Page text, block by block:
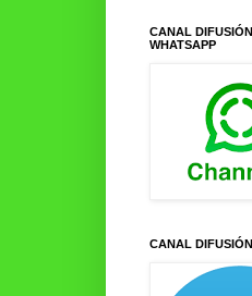
CANAL
WHATSAPP
CANAL